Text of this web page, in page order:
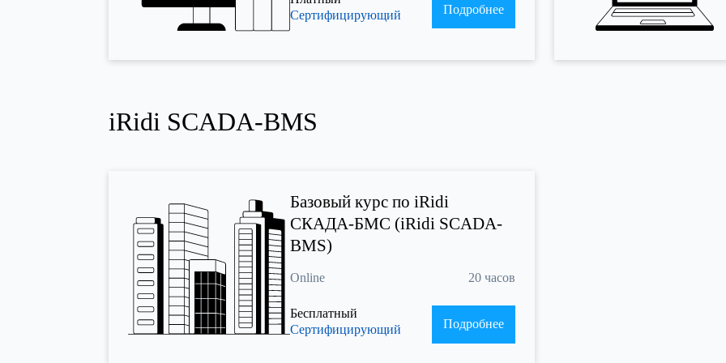
Сертифицирующий
Подробнее
iRidi SCADA-BMS
Базовый курс по iRidi
СКАДА-БМС (iRidi SCADA-
BMS)
Online 20 часов
Бесплатный
Сертифицирующий
Подробнее